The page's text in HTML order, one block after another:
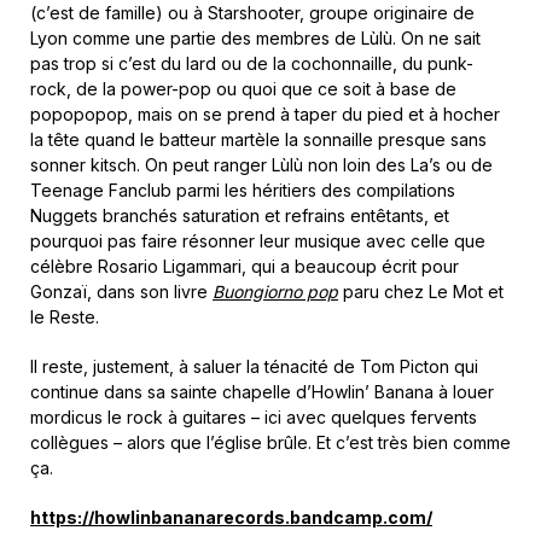
(c’est de famille) ou à Starshooter, groupe originaire de
Lyon comme une partie des membres de Lùlù. On ne sait
pas trop si c’est du lard ou de la cochonnaille, du punk-
rock, de la power-pop ou quoi que ce soit à base de
popopopop, mais on se prend à taper du pied et à hocher
la tête quand le batteur martèle la sonnaille presque sans
sonner kitsch. On peut ranger Lùlù non loin des La’s ou de
Teenage Fanclub parmi les héritiers des compilations
Nuggets branchés saturation et refrains entêtants, et
pourquoi pas faire résonner leur musique avec celle que
célèbre Rosario Ligammari, qui a beaucoup écrit pour
Gonzaï, dans son livre Buongiorno pop paru chez Le Mot et
le Reste.
Il reste, justement, à saluer la ténacité de Tom Picton qui
continue dans sa sainte chapelle d’Howlin’ Banana à louer
mordicus le rock à guitares – ici avec quelques fervents
collègues – alors que l’église brûle. Et c’est très bien comme
ça.
https://howlinbananarecords.bandcamp.com/